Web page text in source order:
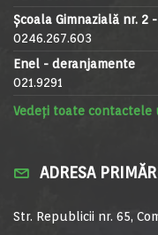
Școala Gimnazială nr. 2
0246.267.603
Enel - deranjamente
021.9291
Vedeți toate contactele
ADRESA
Str. Republicii nr. 65,